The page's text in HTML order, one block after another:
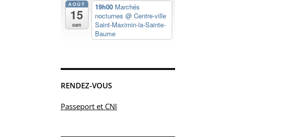
AOÛT
15
sam
19h00 Marchés
nocturnes @ Centre-ville
Saint-Maximin-la-Sainte-
Baume
RENDEZ-VOUS
Passeport et CNI